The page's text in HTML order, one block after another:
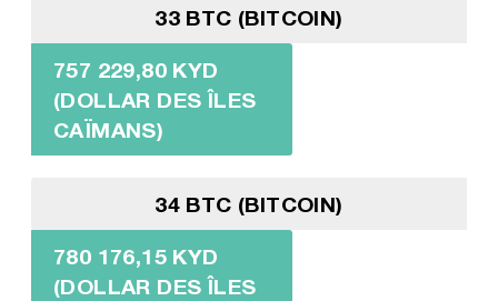
33 BTC (BITCOIN)
757 229,80 KYD
(DOLLAR DES ÎLES
CAÏMANS)
34 BTC (BITCOIN)
780 176,15 KYD
(DOLLAR DES ÎLES